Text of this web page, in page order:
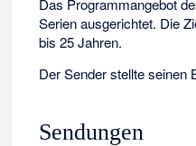
Das Programmangebot
Serien ausgerichtet. Die
bis 25 Jahren.
Der Sender stellte seinen
Sendungen